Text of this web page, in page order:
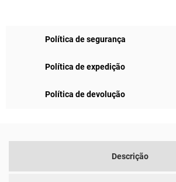
Política de segurança
Política de expedição
Política de devolução
Descrição